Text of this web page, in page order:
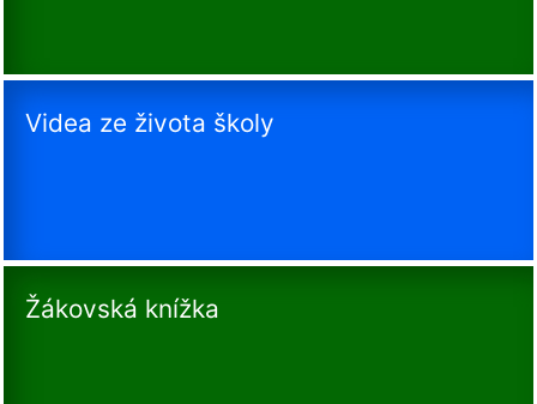
Videa ze života školy
Žákovská knížka